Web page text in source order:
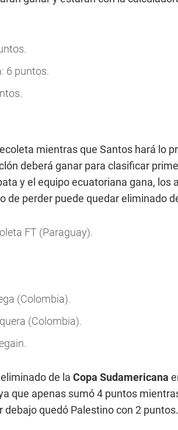
6 puntos.
mientras que Santos hará lo
deberá ganar para clasificar
y el equipo ecuatoriana gana, los
de perder puede quedar eliminado
FT (Paraguay).
(Colombia).
(Colombia).
de la Copa Sudamericana
que apenas sumó 4 puntos
debajo quedó Palestino con 2 puntos.